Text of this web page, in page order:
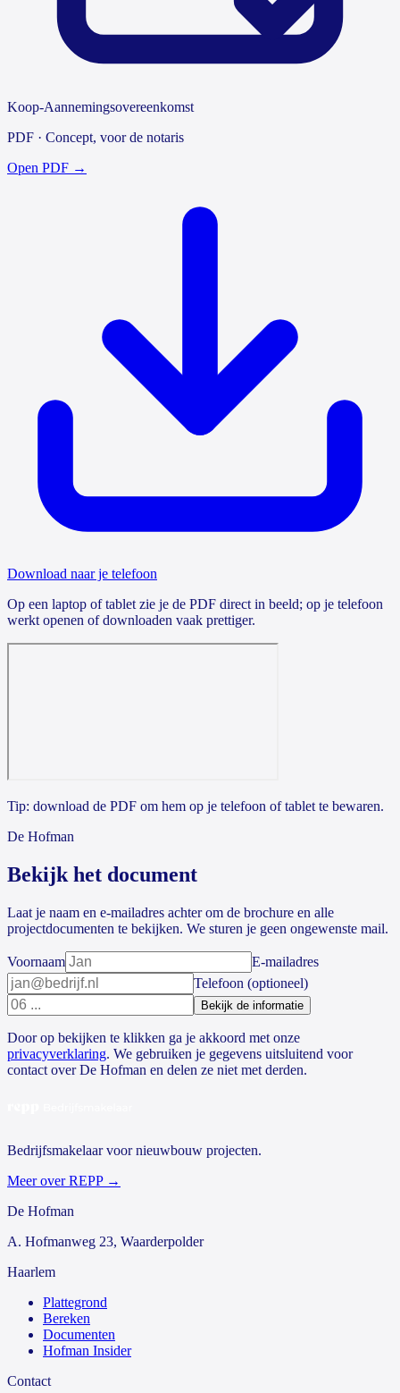
Koop-Aannemingsovereenkomst
PDF · Concept, voor de notaris
Open PDF →
Download naar je telefoon
Op een laptop of tablet zie je de PDF direct in beeld; op je telefoon
werkt openen of downloaden vaak prettiger.
Tip: download de PDF om hem op je telefoon of tablet te bewaren.
De Hofman
Bekijk het document
Laat je naam en e-mailadres achter om de brochure en alle
projectdocumenten te bekijken. We sturen je geen ongewenste mail.
Voornaam
E-mailadres
Telefoon (optioneel)
Bekijk de informatie
Door op bekijken te klikken ga je akkoord met onze
privacyverklaring. We gebruiken je gegevens uitsluitend voor
contact over De Hofman en delen ze niet met derden.
Bedrijfsmakelaar voor nieuwbouw projecten.
Meer over REPP →
De Hofman
A. Hofmanweg 23, Waarderpolder
Haarlem
Plattegrond
Bereken
Documenten
Hofman Insider
Contact